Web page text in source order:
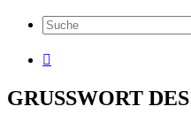

GRUSSWORT